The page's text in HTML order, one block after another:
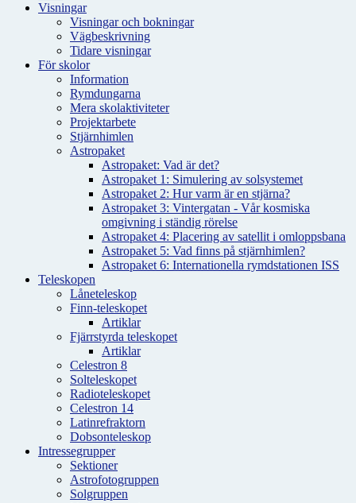
Visningar
Visningar och bokningar
Vägbeskrivning
Tidare visningar
För skolor
Information
Rymdungarna
Mera skolaktiviteter
Projektarbete
Stjärnhimlen
Astropaket
Astropaket: Vad är det?
Astropaket 1: Simulering av solsystemet
Astropaket 2: Hur varm är en stjärna?
Astropaket 3: Vintergatan - Vår kosmiska
omgivning i ständig rörelse
Astropaket 4: Placering av satellit i omloppsbana
Astropaket 5: Vad finns på stjärnhimlen?
Astropaket 6: Internationella rymdstationen ISS
Teleskopen
Låneteleskop
Finn-teleskopet
Artiklar
Fjärrstyrda teleskopet
Artiklar
Celestron 8
Solteleskopet
Radioteleskopet
Celestron 14
Latinrefraktorn
Dobsonteleskop
Intressegrupper
Sektioner
Astrofotogruppen
Solgruppen